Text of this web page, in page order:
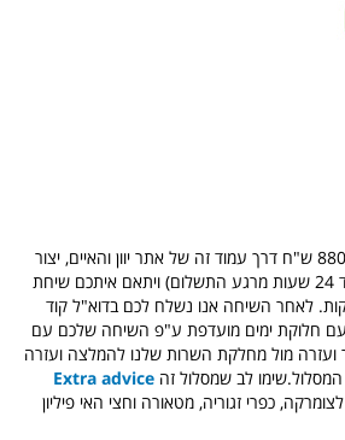
לאחר תשלום מאובטח של 880 ש"ח דרך עמוד זה של אתר יוון והאיים, יצור
איתכם קשר נציג האתר (עד 24 שעות מרגע התשלום) ויתאם איתכם שיחת
קצרה של כ-15-20 דקות. לאחר השיחה אנו נשלח לכם בדוא"ל קוד
עם חלוקת ימים מועדפת ע"פ השיחה שלכם עם
ועזרה מול מחלקת השרות שלנו להמלצה ועזרה
לב שמסלול זה Extra advice
כפרי זגוריה, מטאורה וחצי האי פיליון